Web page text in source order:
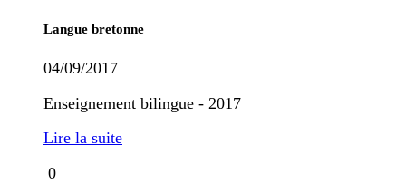
Langue bretonne
04/09/2017
Enseignement bilingue - 2017
Lire la suite
0